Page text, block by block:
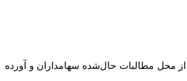
از مبلغ ۶۵۰۰ میلیارد تومان به رقم ۸۰۰۰ میلیارد تومان افزایش خواهد یافت؛ به‌عبارتی رشد سرمایه حدود ۲۳ درصدی از محل مطالبات حال‌شده سهامداران و آورده